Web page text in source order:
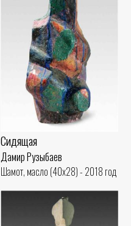
Сидящая
Дамир Рузыбаев
Шамот, масло (40x28) - 2018 год